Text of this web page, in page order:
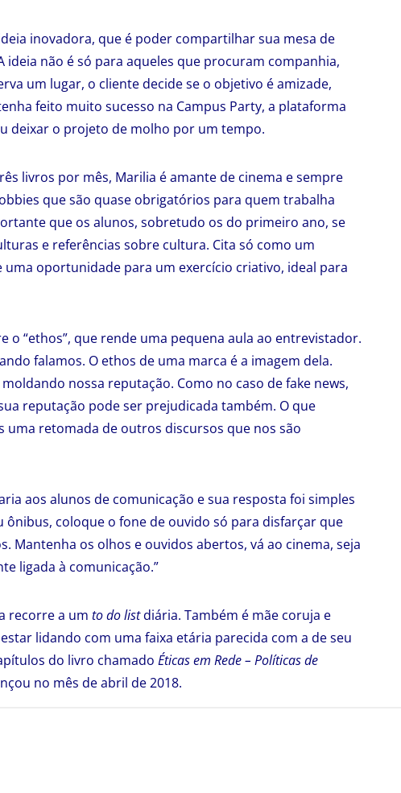
inovadora, que é poder compartilhar sua mesa de
não é só para aqueles que procuram companhia,
um lugar, o cliente decide se o objetivo é amizade,
feito muito sucesso na Campus Party, a plataforma
deixar o projeto de molho por um tempo.
livros por mês, Marilia é amante de cinema e sempre
que são quase obrigatórios para quem trabalha
que os alunos, sobretudo os do primeiro ano, se
e referências sobre cultura. Cita só como um
uma oportunidade para um exercício criativo, ideal para
o “ethos”, que rende uma pequena aula ao entrevistador.
falamos. O ethos de uma marca é a imagem dela.
nossa reputação. Como no caso de fake news,
reputação pode ser prejudicada também. O que
uma retomada de outros discursos que nos são
aos alunos de comunicação e sua resposta foi simples
ônibus, coloque o fone de ouvido só para disfarçar que
Mantenha os olhos e ouvidos abertos, vá ao cinema, seja
ligada à comunicação.”
recorre a um to do listdiária. Também é mãe coruja e
lidando com uma faixa etária parecida com a de seu
do livro chamado Éticas em Rede – Políticas de
no mês de abril de 2018.